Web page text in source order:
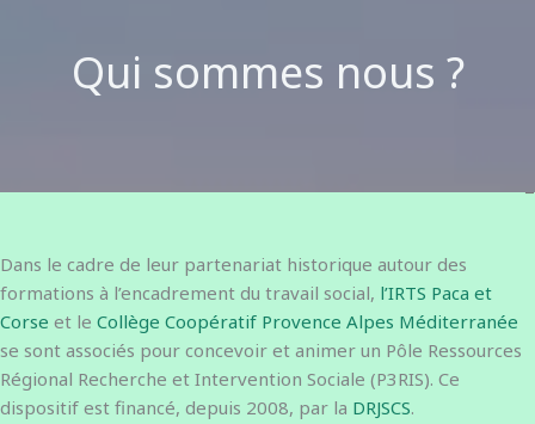
Qui sommes nous ?
Dans le cadre de leur partenariat historique autour des
formations à l’encadrement du travail social, l’IRTS Paca et
Corse et le Collège Coopératif Provence Alpes Méditerranée
se sont associés pour concevoir et animer un Pôle Ressources
Régional Recherche et Intervention Sociale (P3RIS). Ce
dispositif est financé, depuis 2008, par la DRJSCS.